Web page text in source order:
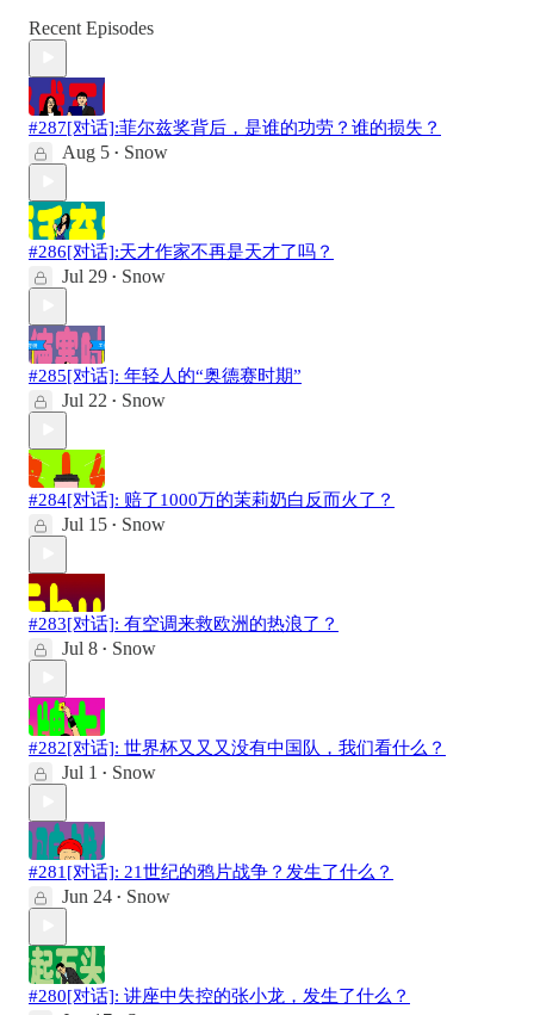
Recent Episodes
#287[对话]:菲尔兹奖背后，是谁的功劳？谁的损失？
Aug 5 • Snow
#286[对话]:天才作家不再是天才了吗？
Jul 29 • Snow
#285[对话]: 年轻人的“奥德赛时期”
Jul 22 • Snow
#284[对话]: 赔了1000万的茉莉奶白反而火了？
Jul 15 • Snow
#283[对话]: 有空调来救欧洲的热浪了？
Jul 8 • Snow
#282[对话]: 世界杯又又又没有中国队，我们看什么？
Jul 1 • Snow
#281[对话]: 21世纪的鸦片战争？发生了什么？
Jun 24 • Snow
#280[对话]: 讲座中失控的张小龙，发生了什么？